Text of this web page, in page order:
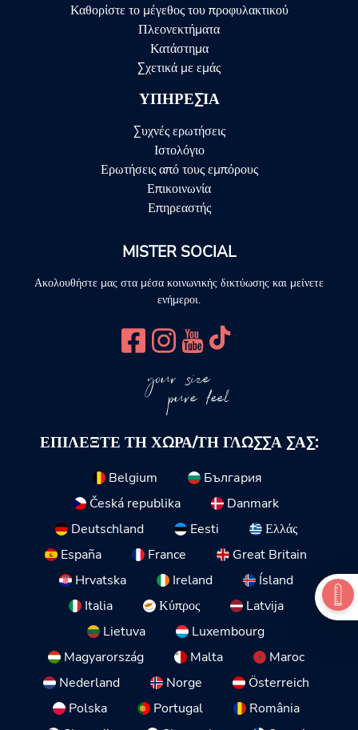
Καθορίστε το μέγεθος του προφυλακτικού
Πλεονεκτήματα
Κατάστημα
Σχετικά με εμάς
ΥΠΗΡΕΣΊΑ
Συχνές ερωτήσεις
Ιστολόγιο
Ερωτήσεις από τους εμπόρους
Επικοινωνία
Επηρεαστής
MISTER SOCIAL
Ακολουθήστε μας στα μέσα κοινωνικής δικτύωσης και μείνετε
ενήμεροι.
your size
pure feel
ΕΠΙΛΈΞΤΕ ΤΗ ΧΏΡΑ/ΤΗ ΓΛΏΣΣΑ ΣΑΣ:
Belgium
България
Česká republika
Danmark
Deutschland
Eesti
Ελλάς
España
France
Great Britain
Hrvatska
Ireland
Ísland
Italia
Κύπρος
Latvija
Lietuva
Luxembourg
Magyarország
Malta
Maroc
Nederland
Norge
Österreich
Polska
Portugal
România